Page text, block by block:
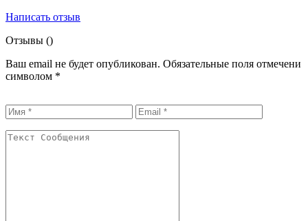
Написать отзыв
Отзывы ()
Ваш email не будет опубликован. Обязательные поля отмечени
символом *